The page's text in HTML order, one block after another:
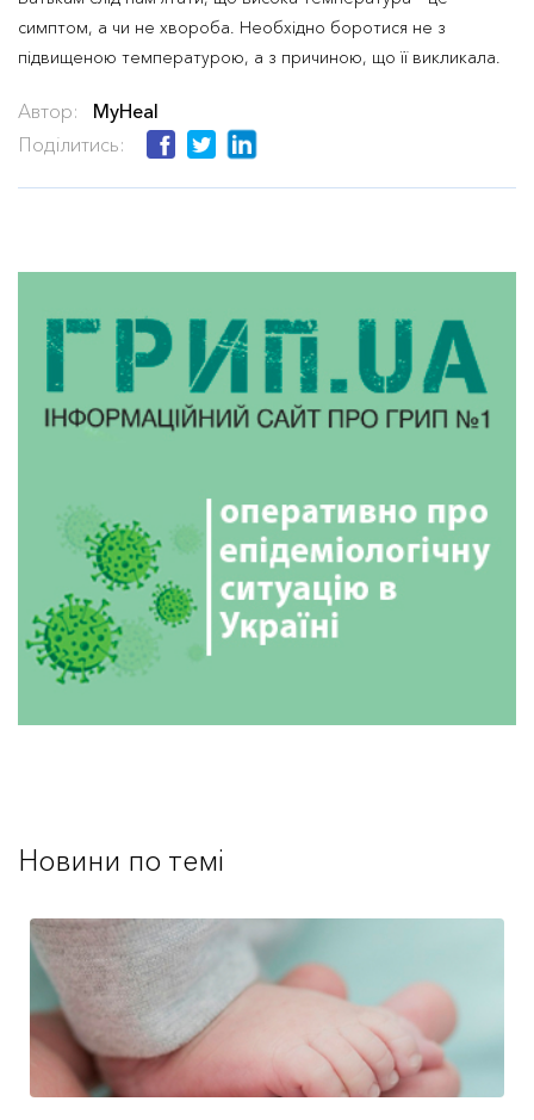
симптом, а чи не хвороба. Необхідно боротися не з
підвищеною температурою, а з причиною, що її викликала.
Автор:
MyHeal
Поділитись:
Новини по темі